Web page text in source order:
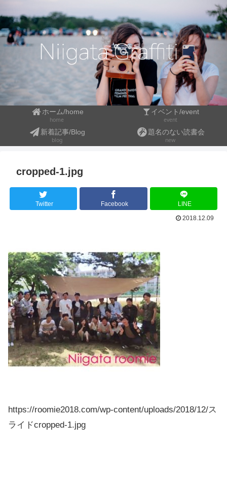
ホーム/home
home
イベント/event
event
新着記事/Blog
blog
題名のない読書会
new
cropped-1.jpg
Twitter Facebook
LINE
2018.12.09
https://roomie2018.com/wp-content/uploads/2018/12/ス
ライドcropped-1.jpg